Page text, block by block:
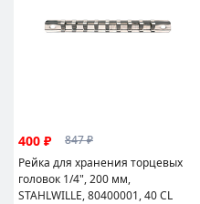
400 ₽
847 ₽
Рейка для хранения торцевых
головок 1/4", 200 мм,
STAHLWILLE, 80400001, 40 CL